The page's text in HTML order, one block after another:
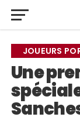
JOUEURS
Une